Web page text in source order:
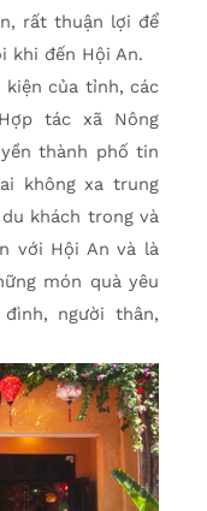
rất thuận lợi để
khi đến Hội An.
của tỉnh, các
tác xã Nông
thành phố tin
không xa trung
khách trong và
với Hội An và là
món quà yêu
người thân,